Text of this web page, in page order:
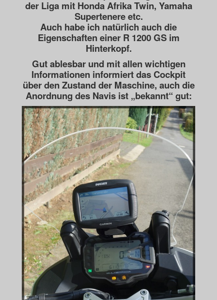
der Liga mit Honda Afrika Twin, Yamaha
Supertenere etc.
Auch habe ich natürlich auch die
Eigenschaften einer R 1200 GS im
Hinterkopf.
Gut ablesbar und mit allen wichtigen
Informationen informiert das Cockpit
über denZustand der Maschine, auch die
Anordnung des Navis ist „bekannt“ gut: